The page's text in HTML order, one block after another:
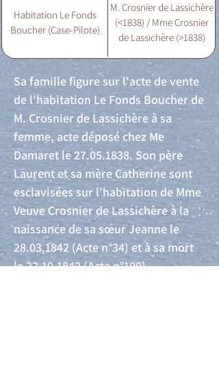
Habitation Le Fonds
Boucher (Case-Pilote)
M. Crosnier de Lassichère
(<1838) / Mme Crosnier
de Lassichère (>1838)
Sa famille figure sur l'acte de vente
de l'habitation Le Fonds Boucher de
M. Crosnier de Lassichère à sa
femme, acte déposé chez Me
Damaret le27.05.1838. Son père
Laurent et sa mère Catherine sont
esclavisées sur l'habitation de Mme
Veuve Crosnier de Lassichère à la
naissance de sa sœur Jeanne le
28.03.1842 (Acte n°34) et à sa mort
le22.10.1842(Acte n°100).